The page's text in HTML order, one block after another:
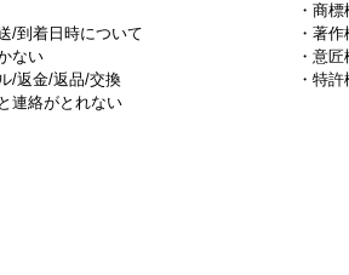
/到着日時について
ない
/返金/返品/交換
連絡がとれない
・商
・著
・意
・特